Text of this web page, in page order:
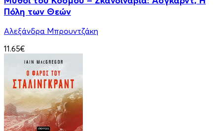
Πόλη των Θεών
Αλεξάνδρα Μπρουντζάκη
11.65€